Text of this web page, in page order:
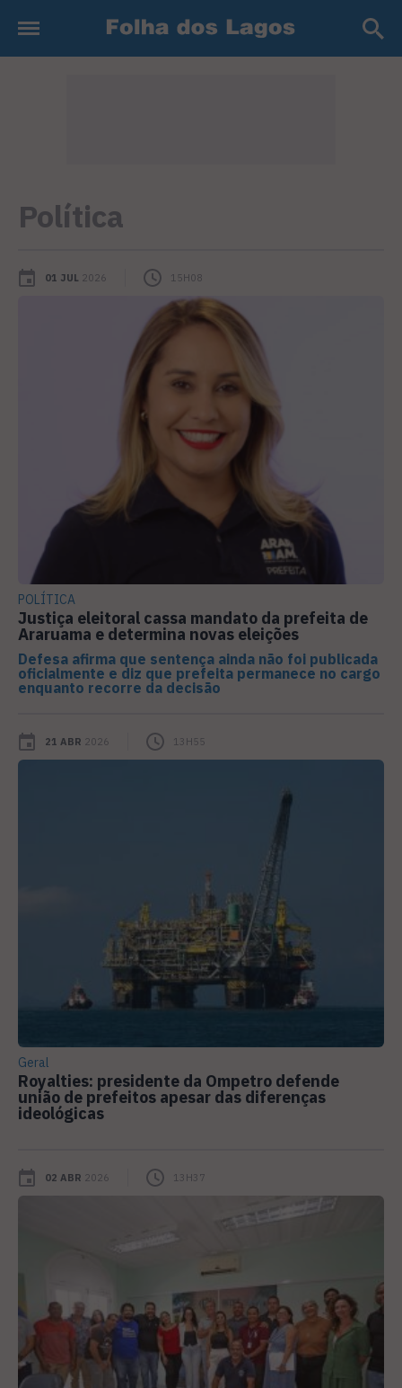
Política
01 JUL 2026 15H08
POLÍTICA
Justiça eleitoral cassa mandato da prefeita de
Araruama e determina novas eleições
Defesa afirma que sentença ainda não foi publicada
oficialmente e diz que prefeita permanece no cargo
enquanto recorre da decisão
21 ABR 2026 13H55
Geral
Royalties: presidente da Ompetro defende
união de prefeitos apesar das diferenças
ideológicas
02 ABR 2026 13H37